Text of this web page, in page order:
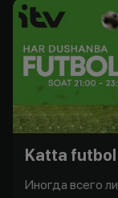
Иногда всего